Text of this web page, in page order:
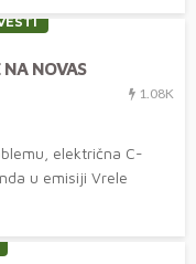
NOVAS
1.08K
električna C-
u emisiji Vrele